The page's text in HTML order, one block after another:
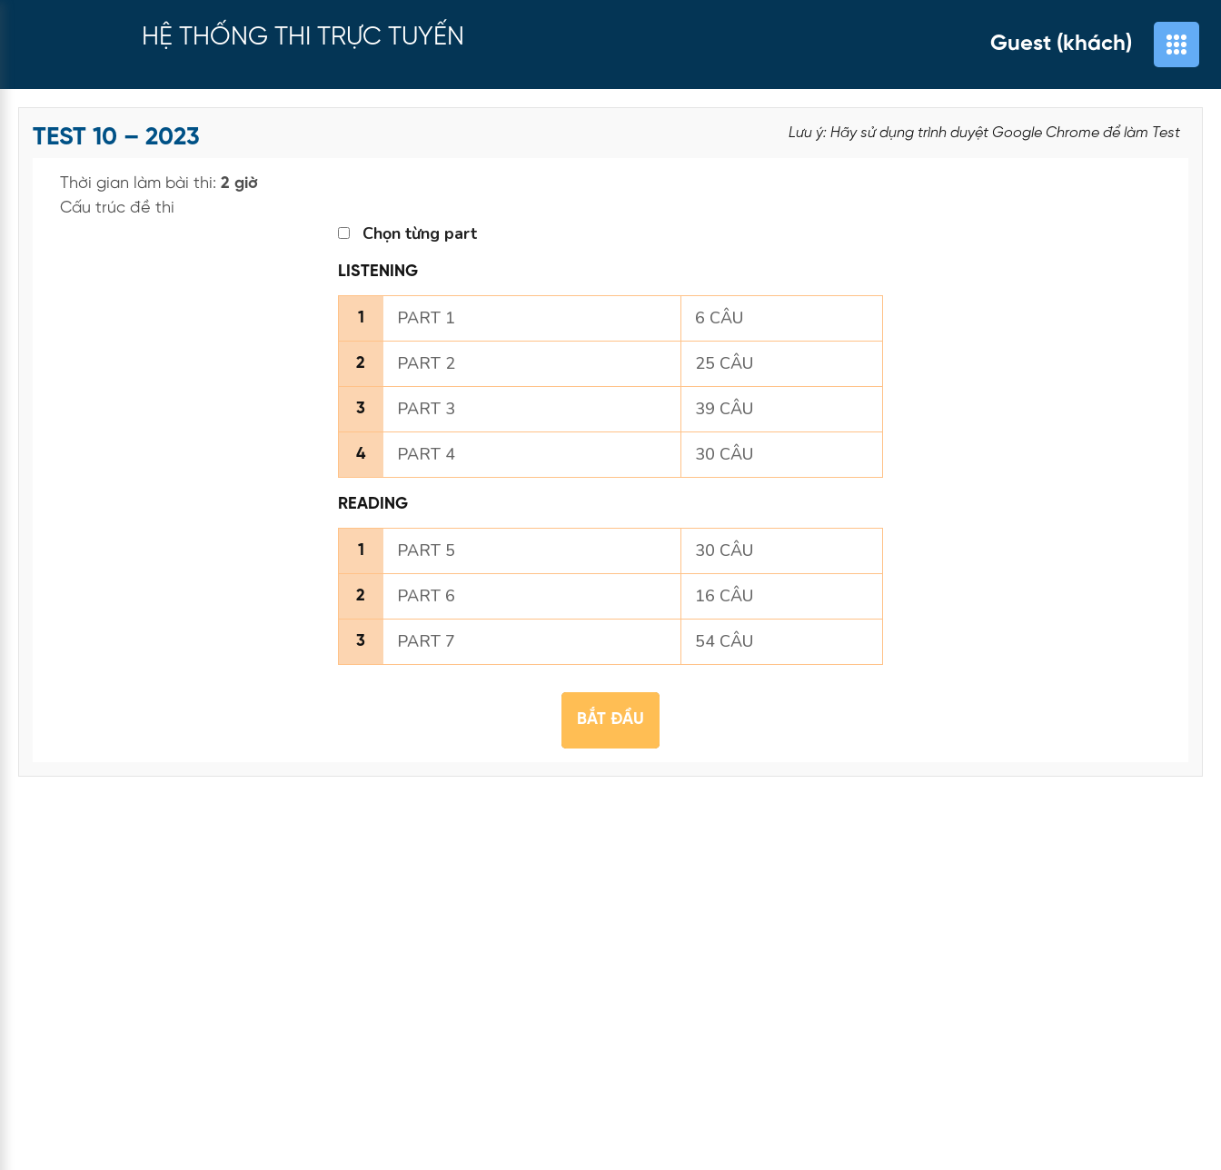
HỆ THỐNG THI TRỰC TUYẾN Guest (khách)
Lưu ý: Hãy sử dụng trình duyệt Google Chrome để làm Test
TEST 10 – 2023
Thời gian làm bài thi: 2 giờ
Cấu trúc đề thi
Chọn từng part
LISTENING
1 PART 1 6 CÂU
2 PART 2 25 CÂU
3 PART 3 39 CÂU
4 PART 4 30 CÂU
READING
1 PART 5 30 CÂU
2 PART 6 16 CÂU
3 PART 7 54 CÂU
BẮT ĐẦU